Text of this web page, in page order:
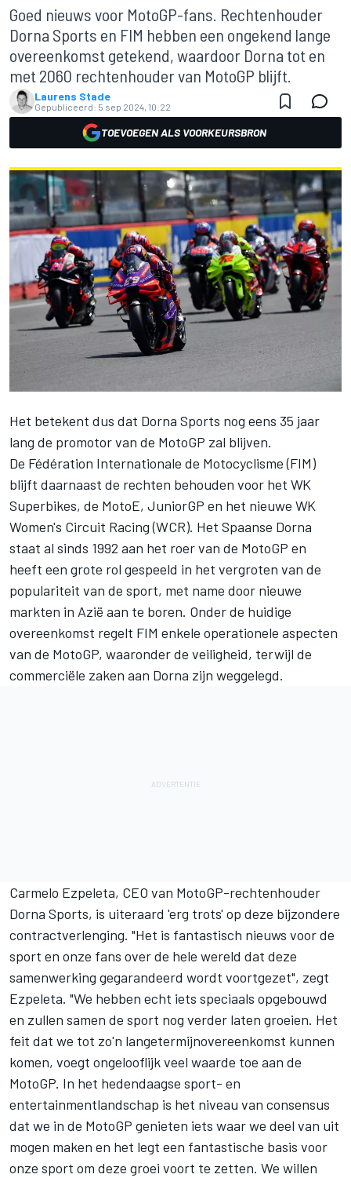
Goed nieuws voor MotoGP-fans. Rechtenhouder
Dorna Sports en FIM hebben een ongekend lange
overeenkomst getekend, waardoor Dorna tot en
met 2060 rechtenhouder van MotoGP blijft.
Laurens Stade
Gepubliceerd: 5 sep 2024, 10:22
TOEVOEGEN ALS VOORKEURSBRON
Het betekent dus dat Dorna Sports nog eens 35 jaar
lang de promotor van de MotoGP zal blijven.
De Fédération Internationale de Motocyclisme (FIM)
blijft daarnaast de rechten behouden voor het WK
Superbikes, de MotoE, JuniorGP en het nieuwe WK
Women's Circuit Racing (WCR). Het Spaanse Dorna
staat al sinds 1992 aan het roer van de MotoGP en
heeft een grote rol gespeeld in het vergroten van de
populariteit van de sport, met name door nieuwe
markten in Azië aan te boren. Onder de huidige
overeenkomst regelt FIM enkele operationele aspecten
van de MotoGP, waaronder de veiligheid, terwijl de
commerciële zaken aan Dorna zijn weggelegd.
Carmelo Ezpeleta, CEO van MotoGP-rechtenhouder
Dorna Sports, is uiteraard 'erg trots' op deze bijzondere
contractverlenging. "Het is fantastisch nieuws voor de
sport en onze fans over de hele wereld dat deze
samenwerking gegarandeerd wordt voortgezet", zegt
Ezpeleta. "We hebben echt iets speciaals opgebouwd
en zullen samen de sport nog verder laten groeien. Het
feit dat we tot zo'n langetermijnovereenkomst kunnen
komen, voegt ongelooflijk veel waarde toe aan de
MotoGP. In het hedendaagse sport- en
entertainmentlandschap is het niveau van consensus
dat we in de MotoGP genieten iets waar we deel van uit
mogen maken en het legt een fantastische basis voor
onze sport om deze groei voort te zetten. We willen